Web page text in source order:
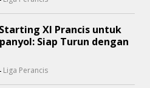
XI Prancis untuk
Siap Turun dengan
- Liga Perancis